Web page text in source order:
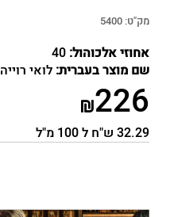
מק"ט:5400
אחוזי אלכוהול:40
שם מוצר בעברית:לואי רוייה VS כשר
226
32.29 ש"ח ל 100 מ"ל